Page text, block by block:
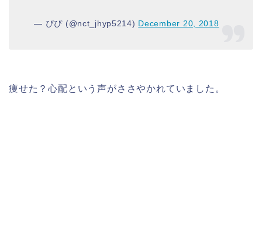
— ぴぴ (@nct_jhyp5214) December 20, 2018
痩せた？心配という声がささやかれていました。